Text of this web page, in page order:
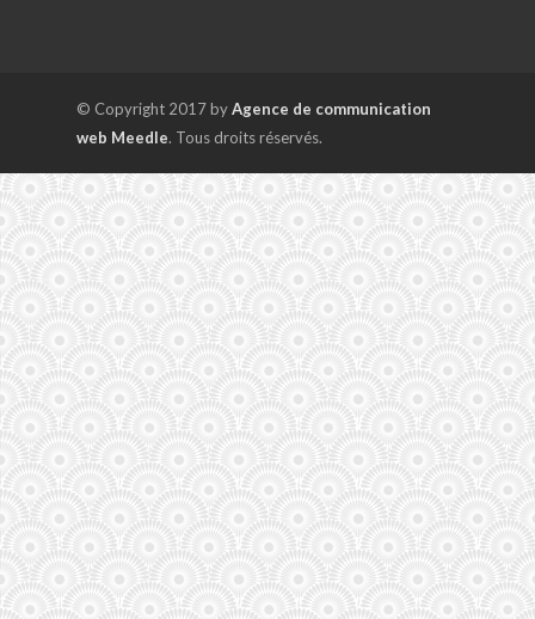
© Copyright 2017 byAgence de communication
web Meedle. Tous droits réservés.